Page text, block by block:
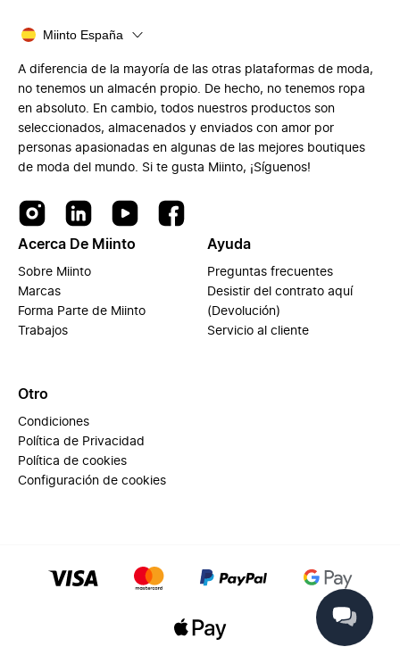
Miinto España
A diferencia de la mayoría de las otras plataformas de moda,
no tenemos un almacén propio. De hecho, no tenemos ropa
en absoluto. En cambio, todos nuestros productos son
seleccionados, almacenados y enviados con amor por
personas apasionadas en algunas de las mejores boutiques
de moda del mundo. Si te gusta Miinto, ¡Síguenos!
Acerca De Miinto
Sobre Miinto
Marcas
Forma Parte de Miinto
Trabajos
Ayuda
Preguntas frecuentes
Desistir del contrato aquí
(Devolución)
Servicio al cliente
Otro
Condiciones
Política de Privacidad
Política de cookies
Configuración de cookies